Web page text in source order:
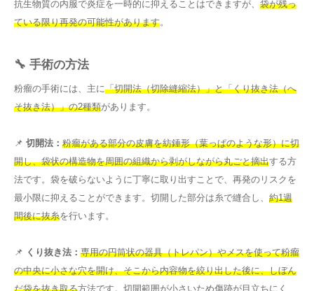
抗生物質の内服で炎症を一時的に抑えることはできますが、 袋が残っ
ている限り再発の可能性があります。
🔧 手術の方法
粉瘤の手術には、主に「切開法（切除縫縮法）」と「くり抜き法（へ
そ抜き法）」の2種類があります。
📌 切開法： 粉瘤がある部分の皮膚を紡錘形（葉っぱのような形）に切
開し、袋状の構造物を周囲の組織から剥がしながら丸ごと摘出する方
法です。袋を破らないように丁寧に取り出すことで、再発のリスクを
最小限に抑えることができます。切開した部分は糸で縫合し、 約1週
間後に抜糸を行います。
📌 くり抜き法： 専用の円筒状の器具（トレパン）やメスを使って粉瘤
の中央に小さな穴を開け、そこから内容物を絞り出した後に、しぼん
だ袋を抜き取る方法です。切開範囲が小さいため傷跡が目立ちにく